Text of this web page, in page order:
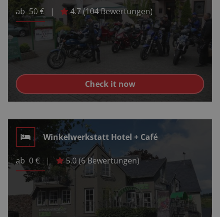
ab 50€ | 4.7(104Bewertungen)
Check it now
Winkelwerkstatt Hotel + Café
ab 0€ | 5.0(6Bewertungen)